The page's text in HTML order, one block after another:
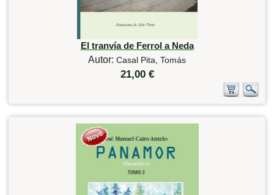
El tranvía de Ferrol a Neda
Autor: Casal Pita, Tomás
21,00 €